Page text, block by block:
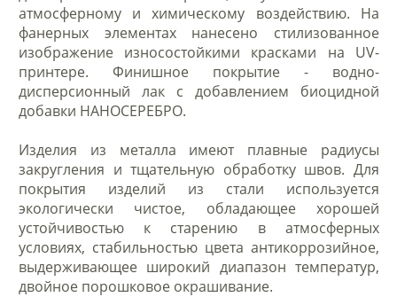
атмосферному и химическому воздействию. На
фанерных элементах нанесено стилизованное
изображение износостойкими красками на UV-
принтере. Финишное покрытие - водно-
дисперсионный лак с добавлением биоцидной
добавки НАНОСЕРЕБРО.
Изделия из металла имеют плавные радиусы
закругления и тщательную обработку швов. Для
покрытия изделий из стали используется
экологически чистое, обладающее хорошей
устойчивостью к старению в атмосферных
условиях, стабильностью цвета антикоррозийное,
выдерживающее широкий диапазон температур,
двойное порошковое окрашивание.